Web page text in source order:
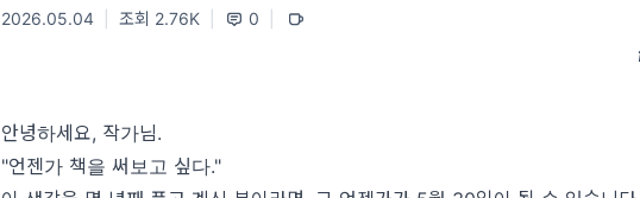
2026.05.04 조회 2.76K 0
안녕하세요, 작가님.
"언젠가 책을 써보고 싶다."